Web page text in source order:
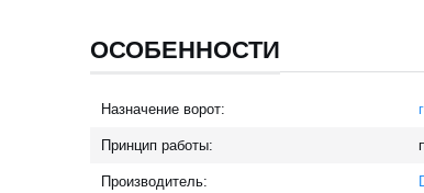
ОСОБЕННОСТИ
Назначение ворот:
Принцип работы:
Производитель: